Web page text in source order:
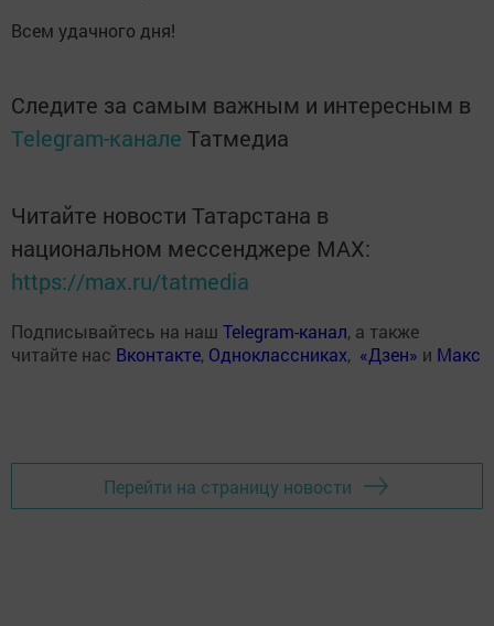
Всем удачного дня!
Следите за самым важным и интересным в
Telegram-канале Татмедиа
Читайте новости Татарстана в
национальном мессенджере MАХ:
https://max.ru/tatmedia
Подписывайтесь на наш Telegram-канал, а также
читайте нас Вконтакте, Одноклассниках, «Дзен» и Макс
Перейти на страницу новости